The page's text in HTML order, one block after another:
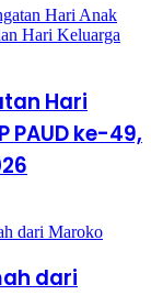
Hari
PAUD ke-49,
dari